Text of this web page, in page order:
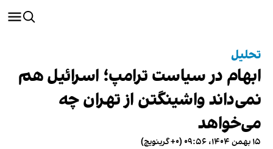
تحلیل
ابهام در سیاست ترامپ؛ اسرائیل هم
نمی‌داند واشینگتن از تهران چه
می‌خواهد
۱۵ بهمن ۱۴۰۴، ۰۹:۵۶ (‎+۰ گرینویچ)